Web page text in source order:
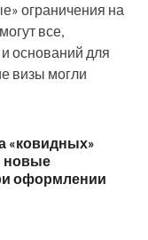
ограничения на
все,
оснований для
визы могли
«ковидных»
новые
оформлении